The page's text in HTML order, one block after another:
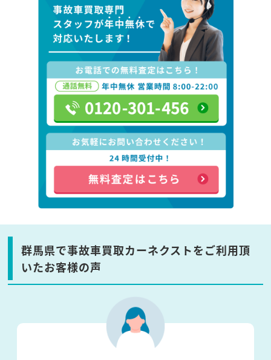
群馬県で事故車買取カーネクストをご利用頂
いたお客様の声